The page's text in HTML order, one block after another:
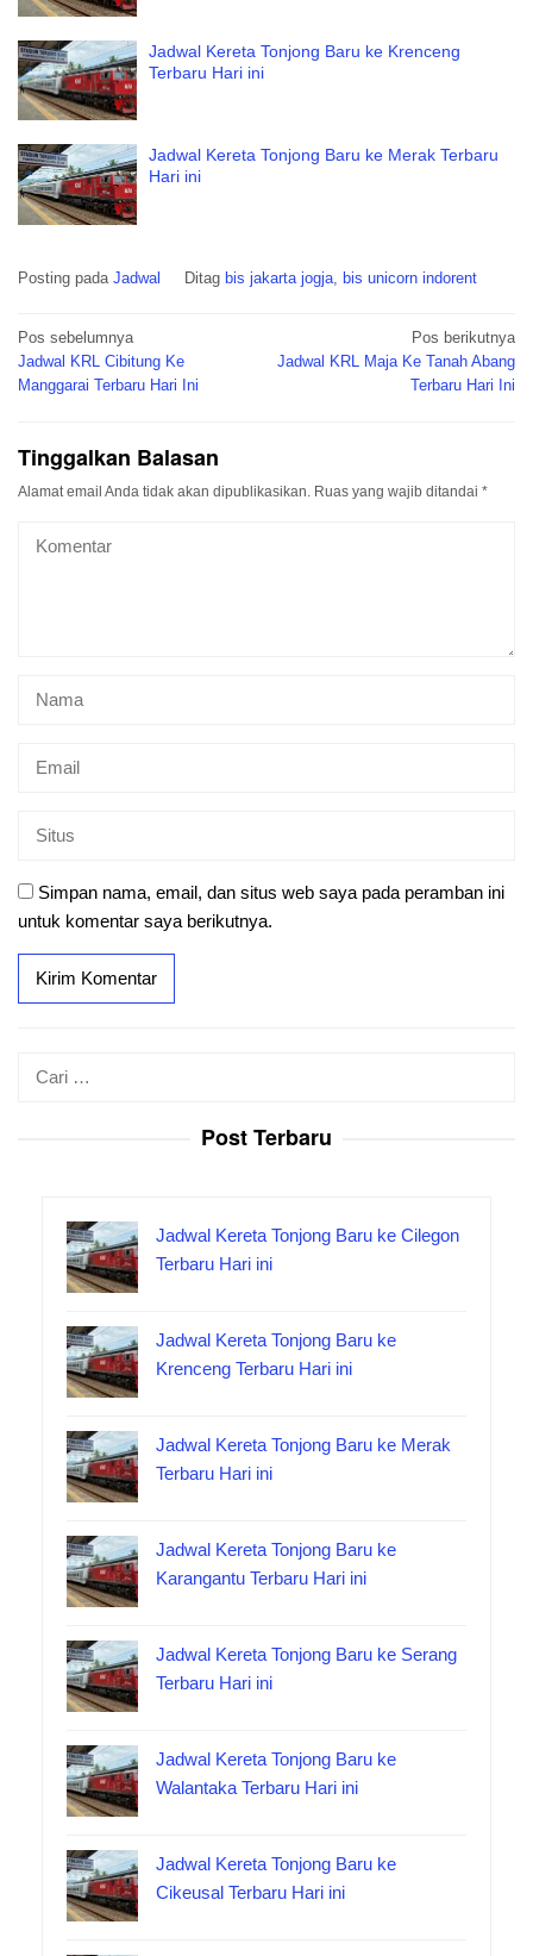
Jadwal Kereta Tonjong Baru ke Krenceng
Terbaru Hari ini
Jadwal Kereta Tonjong Baru ke Merak Terbaru
Hari ini
Posting pada Jadwal Ditag bis jakarta jogja bis unicorn indorent
Navigasi
pos
Pos sebelumnya
Jadwal KRL Cibitung Ke
Manggarai Terbaru Hari Ini
Pos berikutnya
Jadwal KRL Maja Ke Tanah Abang
Terbaru Hari Ini
Tinggalkan Balasan
Alamat email Anda tidak akan dipublikasikan. Ruas yang wajib ditandai *
Simpan nama, email, dan situs web saya pada peramban ini
untuk komentar saya berikutnya.
Post Terbaru
Jadwal Kereta Tonjong Baru ke Cilegon
Terbaru Hari ini
Jadwal Kereta Tonjong Baru ke
Krenceng Terbaru Hari ini
Jadwal Kereta Tonjong Baru ke Merak
Terbaru Hari ini
Jadwal Kereta Tonjong Baru ke
Karangantu Terbaru Hari ini
Jadwal Kereta Tonjong Baru ke Serang
Terbaru Hari ini
Jadwal Kereta Tonjong Baru ke
Walantaka Terbaru Hari ini
Jadwal Kereta Tonjong Baru ke
Cikeusal Terbaru Hari ini